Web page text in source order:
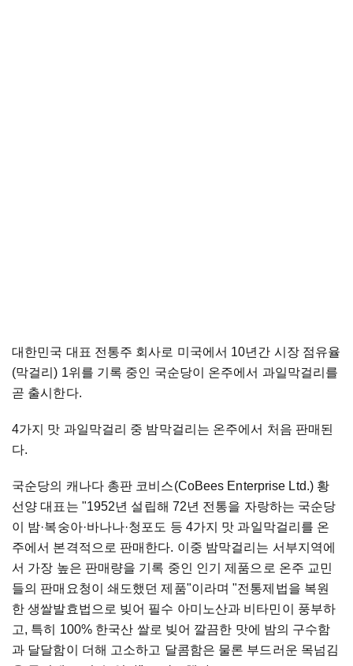
대한민국 대표 전통주 회사로 미국에서 10년간 시장 점유율
(막걸리) 1위를 기록 중인 국순당이 온주에서 과일막걸리를
곧 출시한다.
4가지 맛 과일막걸리 중 밤막걸리는 온주에서 처음 판매된
다.
국순당의 캐나다 총판 코비스(CoBees Enterprise Ltd.) 황
선양 대표는 "1952년 설립해 72년 전통을 자랑하는 국순당
이 밤·복숭아·바나나·청포도 등 4가지 맛 과일막걸리를 온
주에서 본격적으로 판매한다. 이중 밤막걸리는 서부지역에
서 가장 높은 판매량을 기록 중인 인기 제품으로 온주 교민
들의 판매요청이 쇄도했던 제품"이라며 "전통제법을 복원
한 생쌀발효법으로 빚어 필수 아미노산과 비타민이 풍부하
고, 특히 100% 한국산 쌀로 빚어 깔끔한 맛에 밤의 구수함
과 달달함이 더해 고소하고 달콤함은 물론 부드러운 목넘김